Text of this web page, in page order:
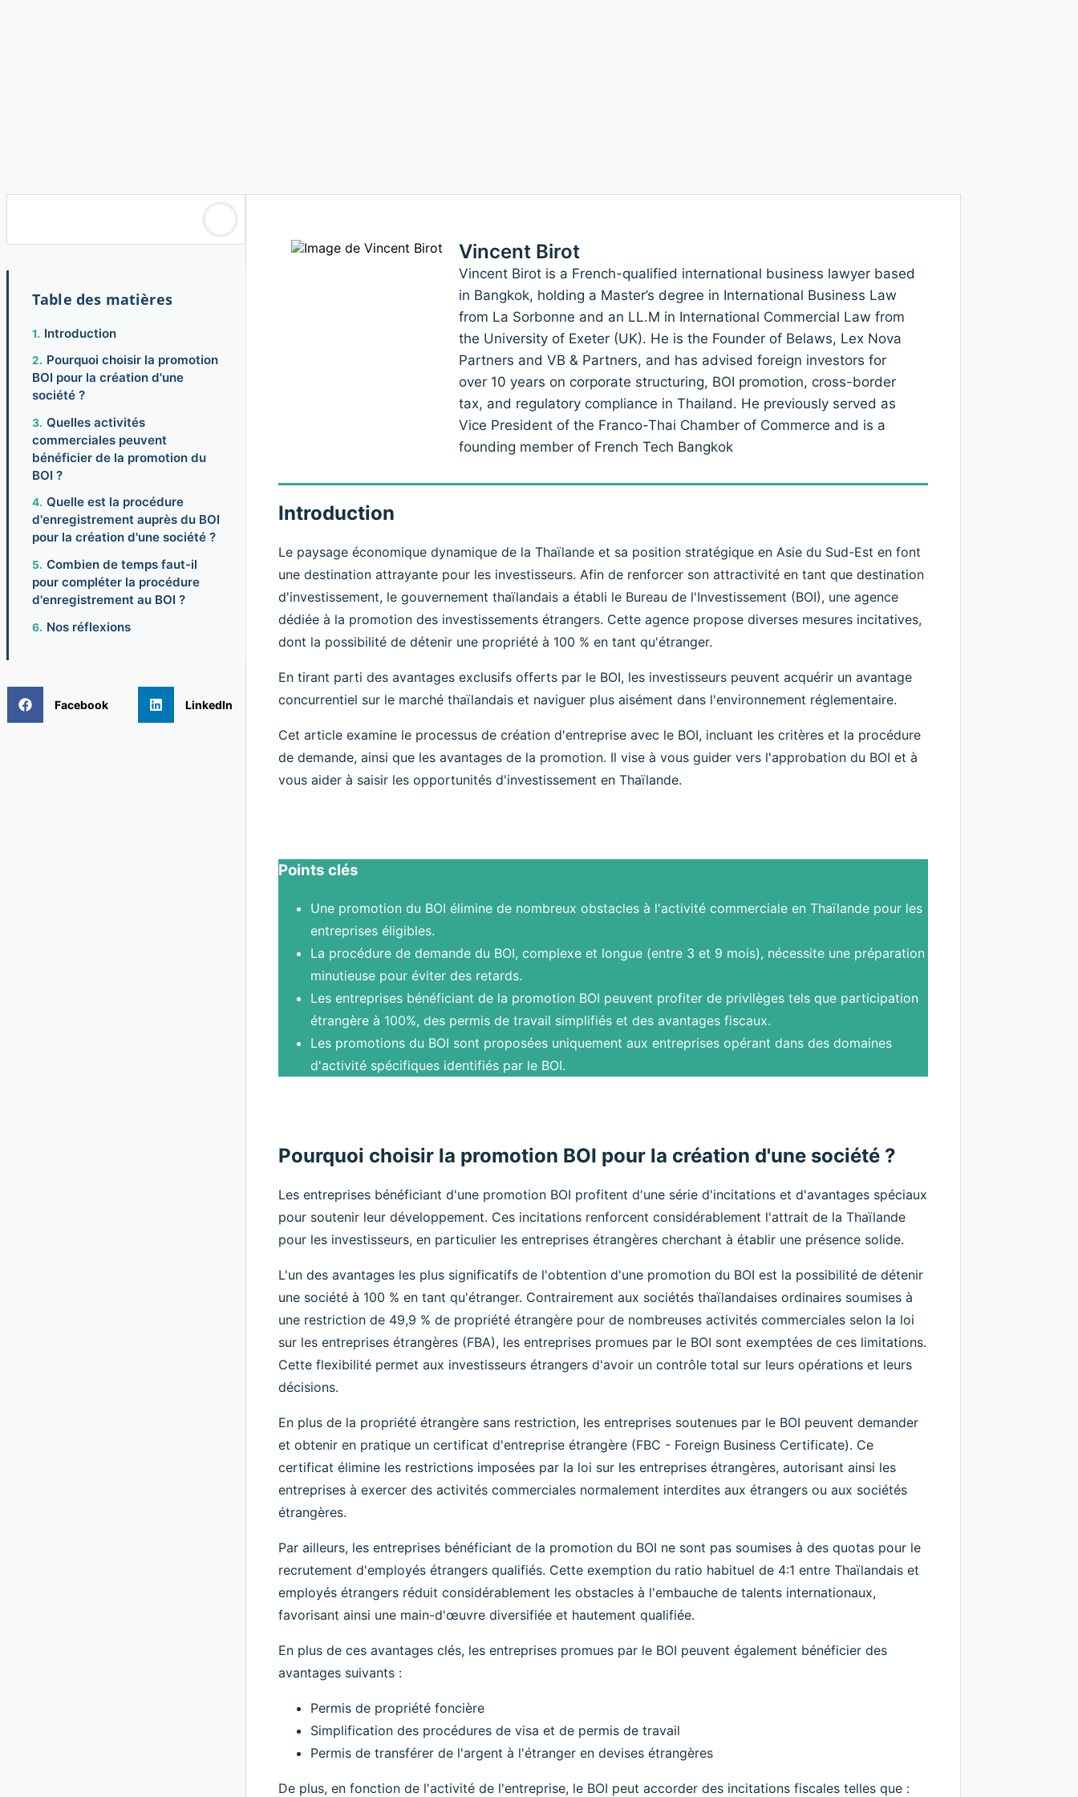
Table des matières
Introduction
Pourquoi choisir la promotion
BOI pour la création d'une
société ?
Quelles activités
commerciales peuvent
bénéficier de la promotion du
BOI ?
Quelle est la procédure
d'enregistrement auprès du BOI
pour la création d'une société ?
Combien de temps faut-il
pour compléter la procédure
d'enregistrement au BOI ?
Nos réflexions
Facebook LinkedIn
Vincent Birot
Vincent Birot is a French-qualified international business lawyer based
in Bangkok, holding a Master’s degree in International Business Law
from La Sorbonne and an LL.M in International Commercial Law from
the University of Exeter (UK). He is the Founder of Belaws, Lex Nova
Partners and VB & Partners, and has advised foreign investors for
over 10 years on corporate structuring, BOI promotion, cross-border
tax, and regulatory compliance in Thailand. He previously served as
Vice President of the Franco-Thai Chamber of Commerce and is a
founding member of French Tech Bangkok
Introduction
Le paysage économique dynamique de la Thaïlande et sa position stratégique en Asie du Sud-Est en font
une destination attrayante pour les investisseurs. Afin de renforcer son attractivité en tant que destination
d'investissement, le gouvernement thaïlandais a établi le Bureau de l'Investissement (BOI), une agence
dédiée à la promotion des investissements étrangers. Cette agence propose diverses mesures incitatives,
dont la possibilité de détenir une propriété à 100 % en tant qu'étranger.
En tirant parti des avantages exclusifs offerts par le BOI, les investisseurs peuvent acquérir un avantage
concurrentiel sur le marché thaïlandais et naviguer plus aisément dans l'environnement réglementaire.
Cet article examine le processus de création d'entreprise avec le BOI, incluant les critères et la procédure
de demande, ainsi que les avantages de la promotion. Il vise à vous guider vers l'approbation du BOI et à
vous aider à saisir les opportunités d'investissement en Thaïlande.
Points clés
Une promotion du BOI élimine de nombreux obstacles à l'activité commerciale en Thaïlande pour les
entreprises éligibles.
La procédure de demande du BOI, complexe et longue (entre 3 et 9 mois), nécessite une préparation
minutieuse pour éviter des retards.
Les entreprises bénéficiant de la promotion BOI peuvent profiter de privilèges tels que participation
étrangère à 100%, des permis de travail simplifiés et des avantages fiscaux.
Les promotions du BOI sont proposées uniquement aux entreprises opérant dans des domaines
d'activité spécifiques identifiés par le BOI.
Pourquoi choisir la promotion BOI pour la création d'une société ?
Les entreprises bénéficiant d'une promotion BOI profitent d'une série d'incitations et d'avantages spéciaux
pour soutenir leur développement. Ces incitations renforcent considérablement l'attrait de la Thaïlande
pour les investisseurs, en particulier les entreprises étrangères cherchant à établir une présence solide.
L'un des avantages les plus significatifs de l'obtention d'une promotion du BOI est la possibilité de détenir
une société à 100 % en tant qu'étranger. Contrairement aux sociétés thaïlandaises ordinaires soumises à
une restriction de 49,9 % de propriété étrangère pour de nombreuses activités commerciales selon la loi
sur les entreprises étrangères (FBA), les entreprises promues par le BOI sont exemptées de ces limitations.
Cette flexibilité permet aux investisseurs étrangers d'avoir un contrôle total sur leurs opérations et leurs
décisions.
En plus de la propriété étrangère sans restriction, les entreprises soutenues par le BOI peuvent demander
et obtenir en pratique un certificat d'entreprise étrangère (FBC - Foreign Business Certificate). Ce
certificat élimine les restrictions imposées par la loi sur les entreprises étrangères, autorisant ainsi les
entreprises à exercer des activités commerciales normalement interdites aux étrangers ou aux sociétés
étrangères.
Par ailleurs, les entreprises bénéficiant de la promotion du BOI ne sont pas soumises à des quotas pour le
recrutement d'employés étrangers qualifiés. Cette exemption du ratio habituel de 4:1 entre Thaïlandais et
employés étrangers réduit considérablement les obstacles à l'embauche de talents internationaux,
favorisant ainsi une main-d'œuvre diversifiée et hautement qualifiée.
En plus de ces avantages clés, les entreprises promues par le BOI peuvent également bénéficier des
avantages suivants :
Permis de propriété foncière
Simplification des procédures de visa et de permis de travail
Permis de transférer de l'argent à l'étranger en devises étrangères
De plus, en fonction de l'activité de l'entreprise, le BOI peut accorder des incitations fiscales telles que :